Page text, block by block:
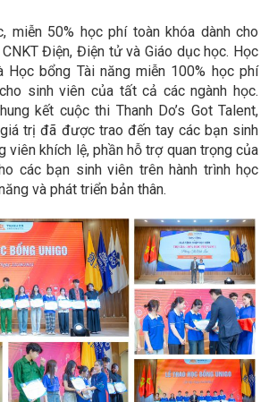
miễn 50% học phí toàn khóa dành cho
Điện, Điện tử và Giáo dục học. Học
Học bổng Tài năng miễn 100% học phí
sinh viên của tất cả các ngành học.
kết cuộc thi Thanh Do’s Got Talent,
trị đã được trao đến tay các bạn sinh
viên khích lệ, phần hỗ trợ quan trọng của
các bạn sinh viên trên hành trình học
và phát triển bản thân.